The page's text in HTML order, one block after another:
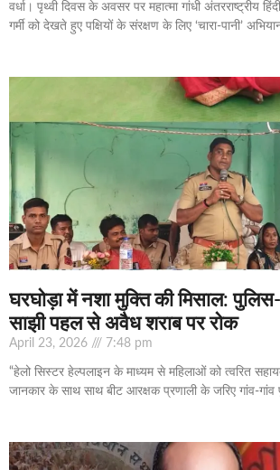
वर्धा। पृथ्वी दिवस के अवसर पर महात्मा गांधी अंतरराष्ट्रीय
गर्मी को देखते हुए पक्षियों के संरक्षण के लिए ‘चारा-पानी’
घरघोड़ा में नशा मुक्ति की मिसाल: पुलिस-
साझी पहल से अवैध शराब पर रोक
April 23, 2026 7:48 pm
“हेलो सिस्टर हेल्पलाइन के माध्यम से महिलाओं को त्वरित
जानकार के साथ साथ बीट आरक्षक प्रणाली के जरिए गांव-गांव